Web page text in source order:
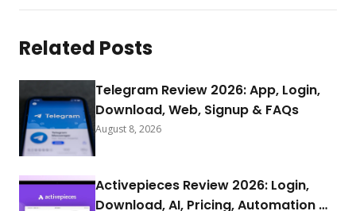
Related Posts
Telegram Review 2026: App, Login,
Download, Web, Signup & FAQs
August 8, 2026
Activepieces Review 2026: Login,
Download, AI, Pricing, Automation &